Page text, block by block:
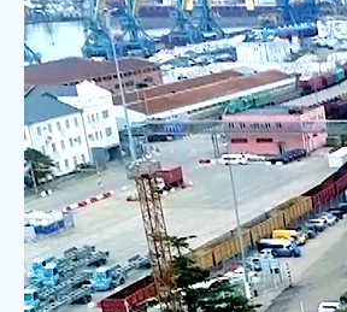
პეის ტერმინალი
PACE Group-მა მიიღო $50
მლნ დაფინანსება კერძო
უცხოური ინვესტიციების